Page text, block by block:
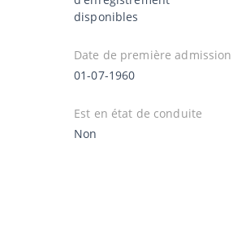
disponibles
Date de première admission
01-07-1960
Est en état de conduite
Non